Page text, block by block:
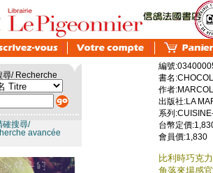
尋/ Recherche
確搜尋/
avancée
編號
書名
作者
出版社:LA
系列
台幣定價
會員價:1,830
比利時巧克
角落來場感